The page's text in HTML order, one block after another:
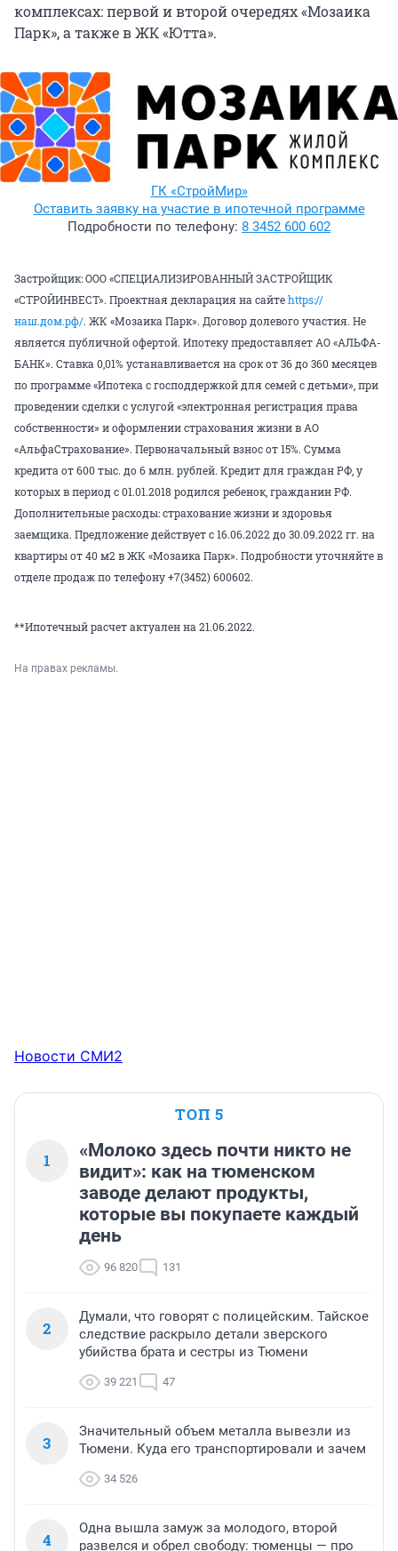
комплексах: первой и второй очередях «Мозаика
Парк», а также в ЖК «Ютта».
ГК «СтройМир»
Оставить заявку на участие в ипотечной программе
Подробности по телефону: 8 3452 600 602
Застройщик: ООО «СПЕЦИАЛИЗИРОВАННЫЙ ЗАСТРОЙЩИК
«СТРОЙИНВЕСТ». Проектная декларация на сайтеhttps://
наш.дом.рф/. ЖК «Мозаика Парк». Договор долевого участия. Не
является публичной офертой. Ипотеку предоставляет АО «АЛЬФА-
БАНК». Ставка 0,01% устанавливается на срок от 36 до 360 месяцев
по программе «Ипотека с господдержкой для семей с детьми», при
проведении сделки с услугой «электронная регистрация права
собственности» и оформлении страхования жизни в АО
«АльфаСтрахование». Первоначальный взнос от 15%. Сумма
кредита от 600 тыс. до 6 млн. рублей. Кредит для граждан РФ, у
которых в период с 01.01.2018 родился ребенок, гражданин РФ.
Дополнительные расходы: страхование жизни и здоровья
заемщика. Предложение действует с 16.06.2022 до 30.09.2022 гг. на
квартиры от 40 м2 в ЖК «Мозаика Парк». Подробности уточняйте в
отделе продаж по телефону +7(3452) 600602.
**Ипотечный расчет актуален на 21.06.2022.
На правах рекламы.
Новости СМИ2
ТОП 5
1
«Молоко здесь почти никто не
видит»: как на тюменском
заводе делают продукты,
которые вы покупаете каждый
день
96 820 131
2
Думали, что говорят с полицейским. Тайское
следствие раскрыло детали зверского
убийства брата и сестры из Тюмени
39 221 47
3
Значительный объем металла вывезли из
Тюмени. Куда его транспортировали и зачем
34 526
4
Одна вышла замуж за молодого, второй
развелся и обрел свободу: тюменцы — про